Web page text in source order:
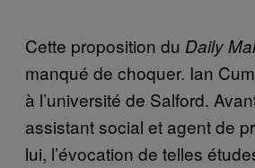
Cette proposition du Daily
manqué de choquer. Ian
à l’université de Salford.
assistant social et agent de
lui, l’évocation de telles